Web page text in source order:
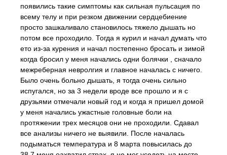
появились такие симптомы как сильная пульсация по
всему телу и при резком движении сердцебиение
просто зашкаливало становилось тяжело дышать но
потом все проходило. Тогда я курил и начал думать что
ето из-за курения и начал постепенно бросать и зимой
когда бросил у меня начались одни болячки , сначало
межреберная невролгия и главное началась с ничего.
Было очень больно дышать, я тогда очень сильно
испугался, но за 3 недели вроде все прошло и я с
друзьями отмечали новый год и когда я пришел домой
у меня начались ужастные головные боли на
протяжении трех месяцов они не проходили. Сдавал
все анализы ничего не выявили. После началась
подыматься температура и 8 марта повысилась до